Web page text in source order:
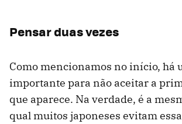
Pensar duas vezes
Como mencionamos no início, há
importante para não aceitar a
que aparece. Na verdade, é a
qual muitos japoneses evitam